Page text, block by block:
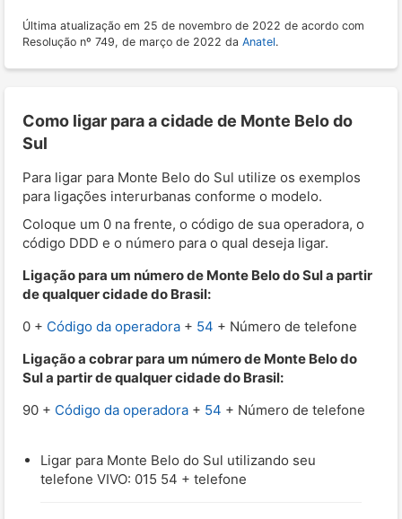
Última atualização em 25 de novembro de 2022 de acordo com
Resolução nº 749, de março de 2022 da Anatel.
Como ligar para a cidade de Monte Belo do
Sul
Para ligar para Monte Belo do Sul utilize os exemplos
para ligações interurbanas conforme o modelo.
Coloque um 0 na frente, o código de sua operadora, o
código DDD e o número para o qual deseja ligar.
Ligação para um número de Monte Belo do Sul a partir
de qualquer cidade do Brasil:
0 + Código da operadora + 54 + Número de telefone
Ligação a cobrar para um número de Monte Belo do
Sul a partir de qualquer cidade do Brasil:
90 + Código da operadora + 54 + Número de telefone
Ligar para Monte Belo do Sul utilizando seu
telefone VIVO: 015 54 + telefone